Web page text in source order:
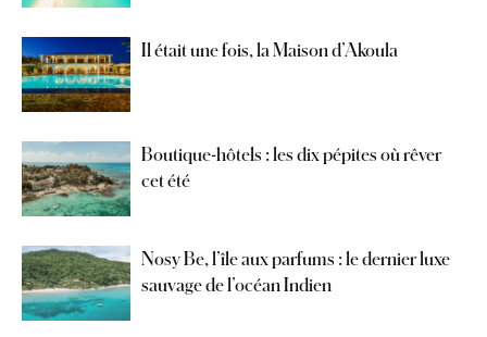
Il était une fois, la Maison d’Akoula
Boutique-hôtels : les dix pépites où rêver
cet été
Nosy Be, l’île aux parfums : le dernier luxe
sauvage de l’océan Indien